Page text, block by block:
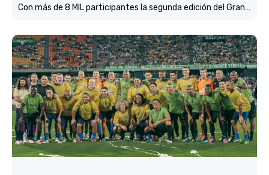
Con más de 8 MIL participantes la segunda edición del Grandeza Run Fest fue más que un éxito total.